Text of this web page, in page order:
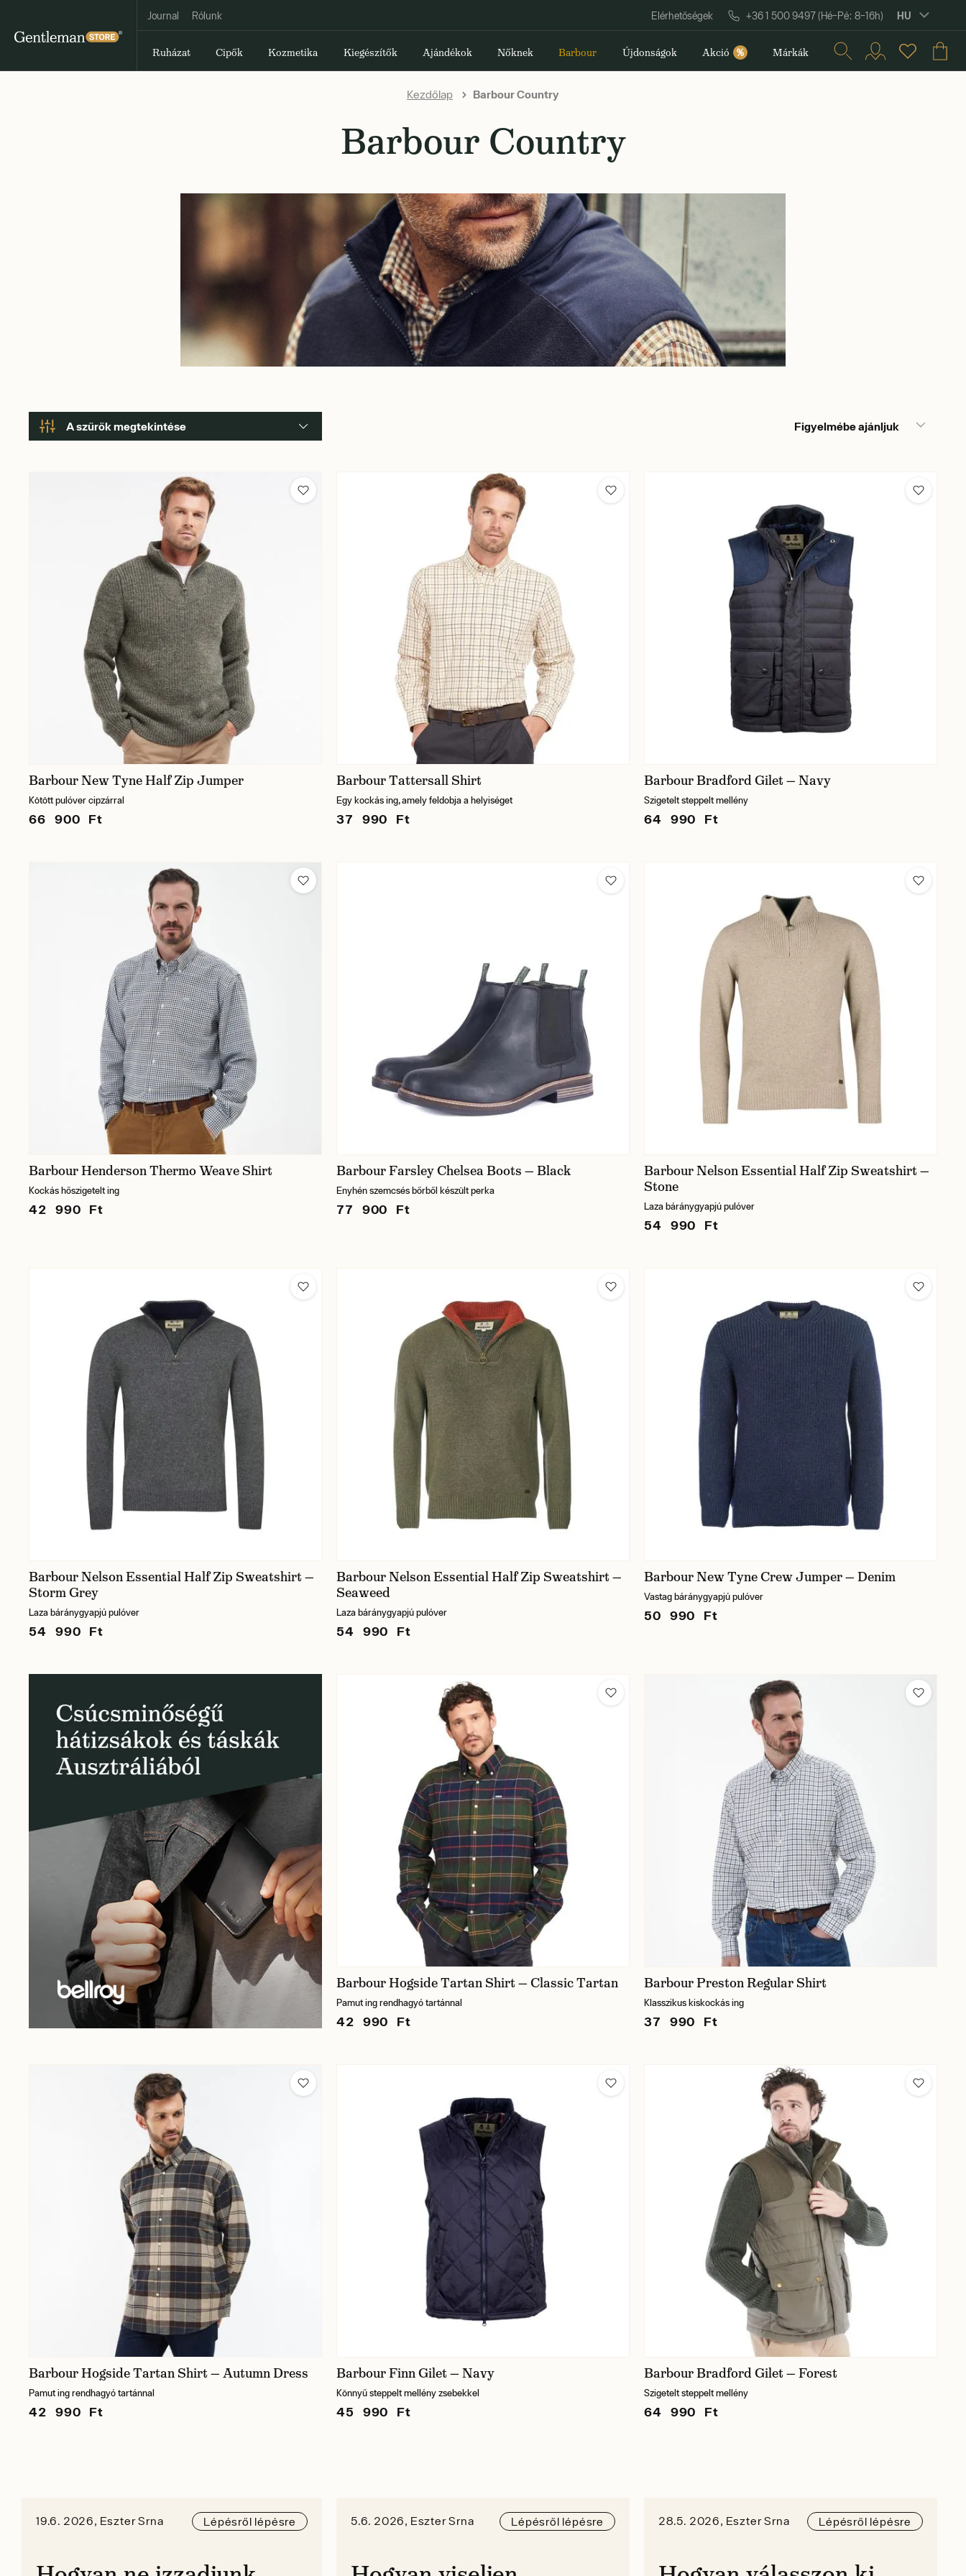
Journal Rólunk Elérhetőségek +36 1 500 9497 (Hé–Pé: 8–16h) HU
Ruházat Cipők Kozmetika Kiegészítők Ajándékok Nőknek Barbour Újdonságok Akció % Márkák
Kezdőlap Barbour Country
Barbour Country
A szűrők megtekintése Figyelmébe ajánljuk
Barbour New Tyne Half Zip Jumper
Kötött pulóver cipzárral
66 900 Ft
Barbour Tattersall Shirt
Egy kockás ing, amely feldobja a helyiséget
37 990 Ft
Barbour Bradford Gilet — Navy
Szigetelt steppelt mellény
64 990 Ft
Barbour Henderson Thermo Weave Shirt
Kockás hőszigetelt ing
42 990 Ft
Barbour Farsley Chelsea Boots — Black
Enyhén szemcsés bőrből készült perka
77 900 Ft
Barbour Nelson Essential Half Zip Sweatshirt —
Stone
Laza báránygyapjú pulóver
54 990 Ft
Barbour Nelson Essential Half Zip Sweatshirt —
Storm Grey
Laza báránygyapjú pulóver
54 990 Ft
Barbour Nelson Essential Half Zip Sweatshirt —
Seaweed
Laza báránygyapjú pulóver
54 990 Ft
Barbour New Tyne Crew Jumper — Denim
Vastag báránygyapjú pulóver
50 990 Ft
Barbour Hogside Tartan Shirt — Classic Tartan
Pamut ing rendhagyó tartánnal
42 990 Ft
Barbour Preston Regular Shirt
Klasszikus kiskockás ing
37 990 Ft
Barbour Hogside Tartan Shirt — Autumn Dress
Pamut ing rendhagyó tartánnal
42 990 Ft
Barbour Finn Gilet — Navy
Könnyű steppelt mellény zsebekkel
45 990 Ft
Barbour Bradford Gilet — Forest
Szigetelt steppelt mellény
64 990 Ft
19.6. 2026, Eszter Srna Lépésről lépésre 5.6. 2026, Eszter Srna Lépésről lépésre 28.5. 2026, Eszter Srna Lépésről lépésre